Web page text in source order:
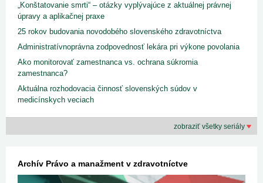
„Konštatovanie smrti“ – otázky vyplývajúce z aktuálnej právnej
úpravy a aplikačnej praxe
25 rokov budovania novodobého slovenského zdravotníctva
Administratívnoprávna zodpovednosť lekára pri výkone povolania
Ako monitorovať zamestnanca vs. ochrana súkromia
zamestnanca?
Aktuálna rozhodovacia činnosť slovenských súdov v
medicínskych veciach
zobraziť všetky seriály
Archív Právo a manažment v zdravotníctve